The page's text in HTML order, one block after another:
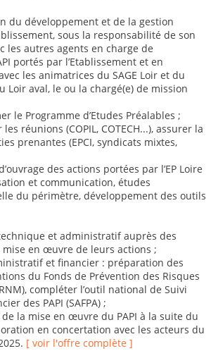
du développement et de la gestion
sous la responsabilité de son
les autres agents en charge de
portés par l’Etablissement et en
les animatrices du SAGE Loir et du
Loir aval, le ou la chargé(e) de mission
le Programme d’Etudes Préalables ;
réunions (COPIL, COTECH...), assurer la
prenantes (EPCI, syndicats mixtes,
des actions portées par l’EP Loire
et communication, études
du périmètre, développement des outils
et administratif auprès des
en œuvre de leurs actions ;
et financier : préparation des
du Fonds de Prévention des Risques
compléter l’outil national de Suivi
des PAPI (SAFPA) ;
la mise en œuvre du PAPI à la suite du
en concertation avec les acteurs du
[ voir l'offre complète ]